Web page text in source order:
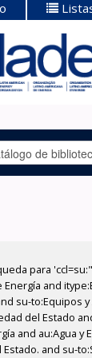
para
and
su-to:Equipos
del Estado
and au:Agua y
Estado. and su-